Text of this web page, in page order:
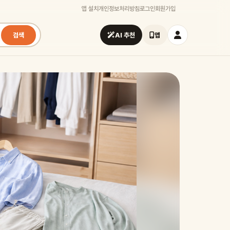
앱 설치 개인정보처리방침로그인회원가입
검색 AI 추천 앱